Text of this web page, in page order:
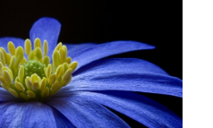
nouveau dag
van Beaujolais Nouveau
is de traditie rond beaujolais
nouveau wat maakt
Beaujolais Nouveau zo
speciaal wat zijn tannines
witte beaujolais nouveau